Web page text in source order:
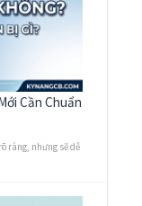
Cần Chuẩn
ràng, nhưng sẽ dễ